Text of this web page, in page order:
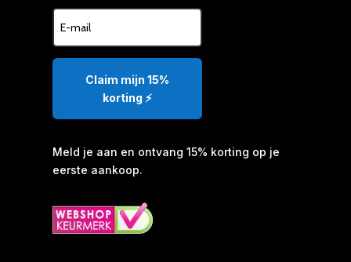
Claim mijn 15%
korting ⚡️
Meld je aan en ontvang 15% korting op je
eerste aankoop.